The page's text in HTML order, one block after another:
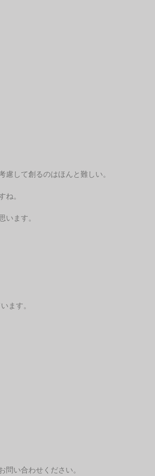
して創るのはほんと難しい。
。
ます。
ます。
い合わせください。